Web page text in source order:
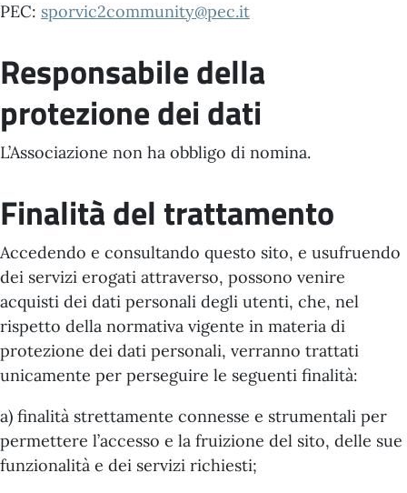
PEC: sporvic2community@pec.it
Responsabile della
protezione dei dati
L’Associazione non ha obbligo di nomina.
Finalità del trattamento
Accedendo e consultando questo sito, e usufruendo
dei servizi erogati attraverso, possono venire
acquisti dei dati personali degli utenti, che, nel
rispetto della normativa vigente in materia di
protezione dei dati personali, verranno trattati
unicamente per perseguire le seguenti finalità:
a) finalità strettamente connesse e strumentali per
permettere l’accesso e la fruizione del sito, delle sue
funzionalità e dei servizi richiesti;